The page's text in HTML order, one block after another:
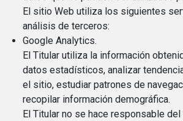
El sitio Web utiliza los siguientes
análisis de terceros:
Google Analytics.
El Titular utiliza la información
datos estadísticos, analizar
el sitio, estudiar patrones de
recopilar información demográfica.
El Titular no se hace responsable